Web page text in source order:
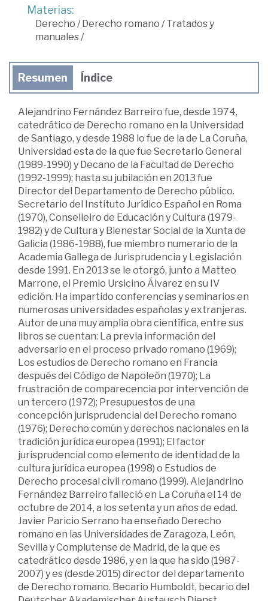
Materias:
Derecho / Derecho romano /Tratados y
manuales/
Resumen Índice
Alejandrino Fernández Barreiro fue, desde 1974,
catedrático de Derecho romano en la Universidad
de Santiago, y desde 1988 lo fue de la de La Coruña,
Universidad esta de la que fue Secretario General
(1989-1990) y Decano de la Facultad de Derecho
(1992-1999); hasta su jubilación en 2013 fue
Director del Departamento de Derecho público.
Secretario del Instituto Jurídico Español en Roma
(1970), Conselleiro de Educación y Cultura (1979-
1982) y de Cultura y Bienestar Social de la Xunta de
Galicia (1986-1988), fue miembro numerario de la
Academia Gallega de Jurisprudencia y Legislación
desde 1991. En 2013 se le otorgó, junto a Matteo
Marrone, el Premio Ursicino Álvarez en su IV
edición. Ha impartido conferencias y seminarios en
numerosas universidades españolas y extranjeras.
Autor de una muy amplia obra científica, entre sus
libros se cuentan: La previa información del
adversario en el proceso privado romano (1969);
Los estudios de Derecho romano en Francia
después del Código de Napoleón (1970); La
frustración de comparecencia por intervención de
un tercero (1972); Presupuestos de una
concepción jurisprudencial del Derecho romano
(1976); Derecho común y derechos nacionales en la
tradición jurídica europea (1991); El factor
jurisprudencial como elemento de identidad de la
cultura jurídica europea (1998) o Estudios de
Derecho procesal civil romano (1999). Alejandrino
Fernández Barreiro falleció en La Coruña el 14 de
octubre de 2014, a los setenta y un años de edad.
Javier Paricio Serrano ha enseñado Derecho
romano en las Universidades de Zaragoza, León,
Sevilla y Complutense de Madrid, de la que es
catedrático desde 1986, y en la que ha sido (1987-
2007) y es (desde 2015) director del departamento
de Derecho romano. Becario Humboldt, becario del